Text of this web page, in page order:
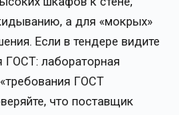
а для «мокрых»
Если в тендере видите
ГОСТ: лабораторная
ГОСТ
что поставщик